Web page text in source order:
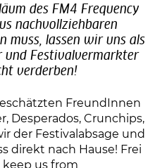
nachvollziehbaren
muss, lassen wir uns als
und Festivalvermarkter
verderben!
FreundInnen
Desperados, Crunchips,
der Festivalabsage und
direkt nach Hause! Frei
keep us from